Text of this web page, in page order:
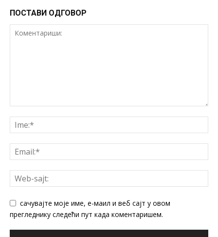
ПОСТАВИ ОДГОВОР
сачувајте моје име, е-маил и веб сајт у овом
прегледнику следећи пут када коментаришем.